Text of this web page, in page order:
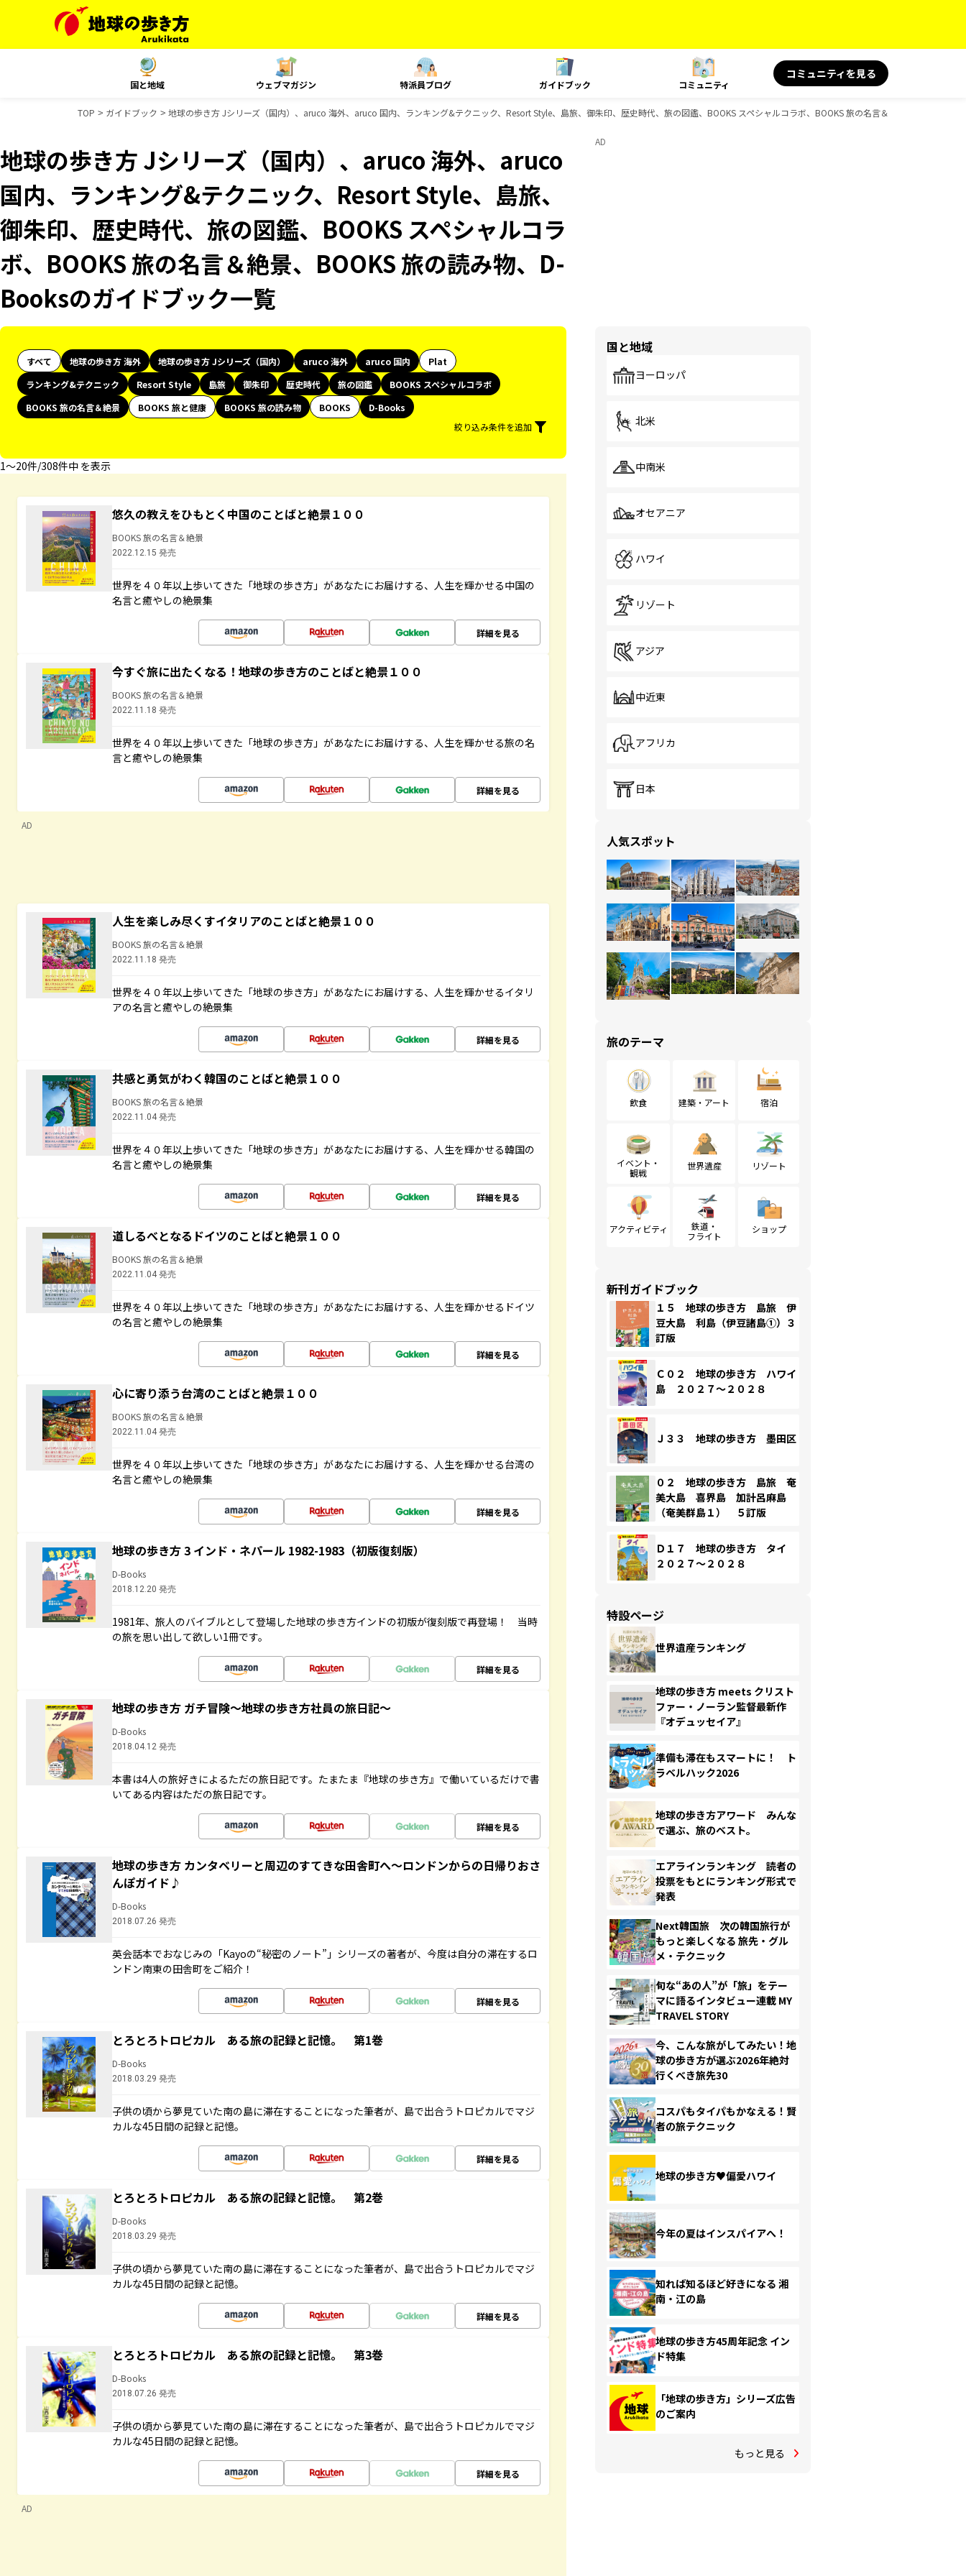
国と地域 ウェブマガジン 特派員ブログ ガイドブック コミュニティ
コミュニティを見る
TOP ガイドブック 地球の歩き方 Jシリーズ（国内）、aruco 海外、aruco 国内、ランキング&テクニック、Resort Style、島旅、御朱印、歴史時代、旅の図鑑、BOOKS スペシャルコラボ、BOOKS 旅の名言＆絶景、BOOKS 旅
地球の歩き方 Jシリーズ（国内）、aruco 海外、aruco
国内、ランキング&テクニック、Resort Style、島旅、
御朱印、歴史時代、旅の図鑑、BOOKS スペシャルコラ
ボ、BOOKS 旅の名言＆絶景、BOOKS 旅の読み物、D-
Booksのガイドブック一覧
すべて 地球の歩き方 海外 地球の歩き方 Jシリーズ（国内） aruco 海外 aruco 国内
Plat
ランキング&テクニック
Resort Style 島旅 御朱印 歴史時代 旅の図鑑
BOOKS スペシャルコラボ
BOOKS 旅の名言＆絶景
BOOKS 旅と健康 BOOKS 旅の読み物 BOOKS
D-Books
絞り込み条件を追加
1〜20件/308件中 を表示
悠久の教えをひもとく中国のことばと絶景１００
BOOKS 旅の名言＆絶景
2022.12.15 発売
世界を４０年以上歩いてきた「地球の歩き方」があなたにお届けする、人生を輝かせる中国の
名言と癒やしの絶景集
詳細を見る
今すぐ旅に出たくなる！地球の歩き方のことばと絶景１００
BOOKS 旅の名言＆絶景
2022.11.18 発売
世界を４０年以上歩いてきた「地球の歩き方」があなたにお届けする、人生を輝かせる旅の名
言と癒やしの絶景集
詳細を見る
AD
人生を楽しみ尽くすイタリアのことばと絶景１００
BOOKS 旅の名言＆絶景
2022.11.18 発売
世界を４０年以上歩いてきた「地球の歩き方」があなたにお届けする、人生を輝かせるイタリ
アの名言と癒やしの絶景集
詳細を見る
共感と勇気がわく韓国のことばと絶景１００
BOOKS 旅の名言＆絶景
2022.11.04 発売
世界を４０年以上歩いてきた「地球の歩き方」があなたにお届けする、人生を輝かせる韓国の
名言と癒やしの絶景集
詳細を見る
道しるべとなるドイツのことばと絶景１００
BOOKS 旅の名言＆絶景
2022.11.04 発売
世界を４０年以上歩いてきた「地球の歩き方」があなたにお届けする、人生を輝かせるドイツ
の名言と癒やしの絶景集
詳細を見る
心に寄り添う台湾のことばと絶景１００
BOOKS 旅の名言＆絶景
2022.11.04 発売
世界を４０年以上歩いてきた「地球の歩き方」があなたにお届けする、人生を輝かせる台湾の
名言と癒やしの絶景集
詳細を見る
地球の歩き方 3 インド・ネパール 1982-1983（初版復刻版）
D-Books
2018.12.20 発売
1981年、旅人のバイブルとして登場した地球の歩き方インドの初版が復刻版で再登場！ 当時
の旅を思い出して欲しい1冊です。
詳細を見る
地球の歩き方 ガチ冒険～地球の歩き方社員の旅日記～
D-Books
2018.04.12 発売
本書は4人の旅好きによるただの旅日記です。たまたま『地球の歩き方』で働いているだけで書
いてある内容はただの旅日記です。
詳細を見る
地球の歩き方 カンタベリーと周辺のすてきな田舎町へ～ロンドンからの日帰りおさ
んぽガイド♪
D-Books
2018.07.26 発売
英会話本でおなじみの「Kayoの“秘密のノート”」シリーズの著者が、今度は自分の滞在するロ
ンドン南東の田舎町をご紹介！
詳細を見る
とろとろトロピカル ある旅の記録と記憶。 第1巻
D-Books
2018.03.29 発売
子供の頃から夢見ていた南の島に滞在することになった筆者が、島で出合うトロピカルでマジ
カルな45日間の記録と記憶。
詳細を見る
とろとろトロピカル ある旅の記録と記憶。 第2巻
D-Books
2018.03.29 発売
子供の頃から夢見ていた南の島に滞在することになった筆者が、島で出合うトロピカルでマジ
カルな45日間の記録と記憶。
詳細を見る
とろとろトロピカル ある旅の記録と記憶。 第3巻
D-Books
2018.07.26 発売
子供の頃から夢見ていた南の島に滞在することになった筆者が、島で出合うトロピカルでマジ
カルな45日間の記録と記憶。
詳細を見る
AD
AD
国と地域
ヨーロッパ
北米
中南米
オセアニア
ハワイ
リゾート
アジア
中近東
アフリカ
日本
人気スポット
旅のテーマ
飲食 建築・アート 宿泊
イベント・
観戦
世界遺産 リゾート
アクティビティ
鉄道・
フライト
ショップ
新刊ガイドブック
１５ 地球の歩き方 島旅 伊
豆大島 利島（伊豆諸島①）３
訂版
Ｃ０２ 地球の歩き方 ハワイ
島 ２０２７～２０２８
Ｊ３３ 地球の歩き方 墨田区
０２ 地球の歩き方 島旅 奄
美大島 喜界島 加計呂麻島
（奄美群島１） ５訂版
Ｄ１７ 地球の歩き方 タイ
２０２７～２０２８
特設ページ
世界遺産ランキング
地球の歩き方 meets クリスト
ファー・ノーラン監督最新作
『オデュッセイア』
準備も滞在もスマートに！ ト
ラベルハック2026
地球の歩き方アワード みんな
で選ぶ、旅のベスト。
エアラインランキング 読者の
投票をもとにランキング形式で
発表
Next韓国旅 次の韓国旅行が
もっと楽しくなる 旅先・グル
メ・テクニック
旬な“あの人”が「旅」をテー
マに語るインタビュー連載 MY
TRAVEL STORY
今、こんな旅がしてみたい！地
球の歩き方が選ぶ2026年絶対
行くべき旅先30
コスパもタイパもかなえる！賢
者の旅テクニック
地球の歩き方♥偏愛ハワイ
今年の夏はインスパイアへ！
知れば知るほど好きになる 湘
南・江の島
地球の歩き方45周年記念 イン
ド特集
「地球の歩き方」シリーズ広告
のご案内
もっと見る